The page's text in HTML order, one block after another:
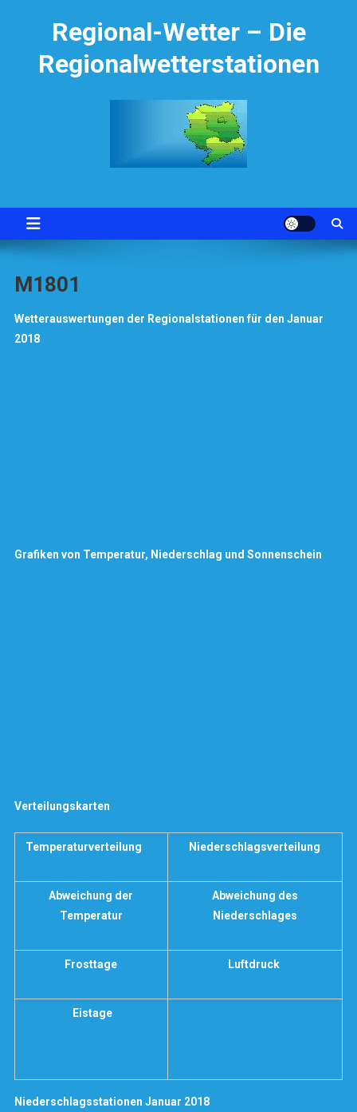
Regional-Wetter – Die
Regionalwetterstationen
M1801
Wetterauswertungen der Regionalstationen für den Januar
2018
Grafiken von Temperatur, Niederschlag und Sonnenschein
Verteilungskarten
Temperaturverteilung Niederschlagsverteilung
Abweichung der
Temperatur
Abweichung des
Niederschlages
Frosttage Luftdruck
Eistage
Niederschlagsstationen Januar 2018